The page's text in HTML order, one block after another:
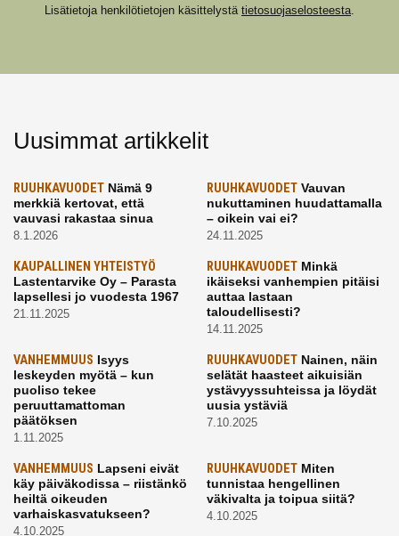
Lisätietoja henkilötietojen käsittelystä tietosuojaselosteesta.
Uusimmat artikkelit
RUUHKAVUODET Nämä 9
merkkiä kertovat, että
vauvasi rakastaa sinua
8.1.2026
RUUHKAVUODETVauvan
nukuttaminen huudattamalla
– oikein vai ei?
24.11.2025
KAUPALLINEN YHTEISTYÖ
Lastentarvike Oy – Parasta
lapsellesi jo vuodesta 1967
21.11.2025
RUUHKAVUODETMinkä
ikäiseksi vanhempien pitäisi
auttaa lastaan
taloudellisesti?
14.11.2025
VANHEMMUUS Isyys
leskeyden myötä – kun
puoliso tekee
peruuttamattoman
päätöksen
1.11.2025
RUUHKAVUODETNainen, näin
selätät haasteet aikuisiän
ystävyyssuhteissa ja löydät
uusia ystäviä
7.10.2025
VANHEMMUUS Lapseni eivät
käy päiväkodissa – riistänkö
heiltä oikeuden
varhaiskasvatukseen?
4.10.2025
RUUHKAVUODETMiten
tunnistaa hengellinen
väkivalta ja toipua siitä?
4.10.2025